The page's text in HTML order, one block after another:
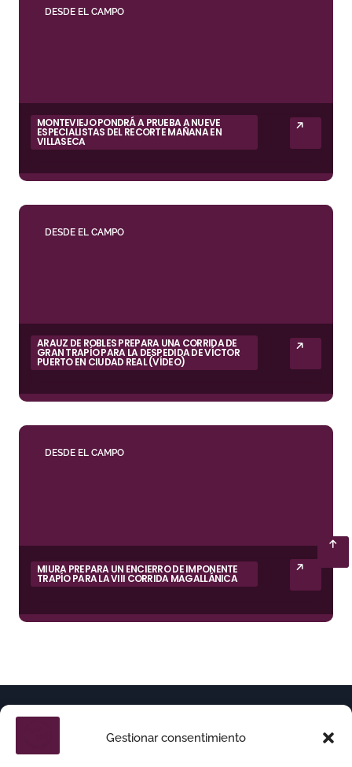
Gestionar consentimiento
DESDE EL CAMPO
MONTEVIEJO PONDRÁ A PRUEBA A NUEVE
ESPECIALISTAS DEL RECORTE MAÑANA EN
VILLASECA
DESDE EL CAMPO
ARAUZ DE ROBLES PREPARA UNA CORRIDA DE
GRAN TRAPÍO PARA LA DESPEDIDA DE VÍCTOR
PUERTO EN CIUDAD REAL (VÍDEO)
DESDE EL CAMPO
MIURA PREPARA UN ENCIERRO DE IMPONENTE
TRAPÍO PARA LA VIII CORRIDA MAGALLÁNICA